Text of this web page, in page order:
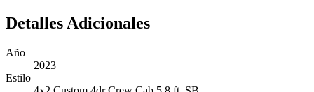
Detalles Adicionales
Año
2023
Estilo